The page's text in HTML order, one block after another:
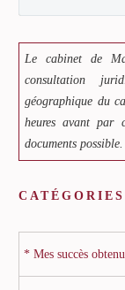
Le cabinet de
consultation
géographique du
heures avant par
documents
CATÉGORIES
* Mes succès